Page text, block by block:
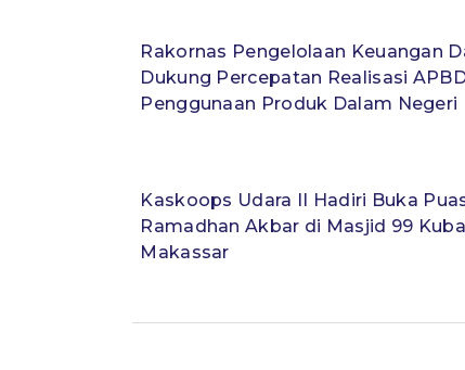
Rakornas Pengelolaan Keuangan
Dukung Percepatan Realisasi
Penggunaan Produk Dalam Negeri
Kaskoops Udara II Hadiri Buka
Ramadhan Akbar di Masjid 99
Makassar